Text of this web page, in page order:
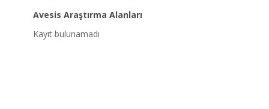
Avesis Araştırma Alanları
Kayıt bulunamadı